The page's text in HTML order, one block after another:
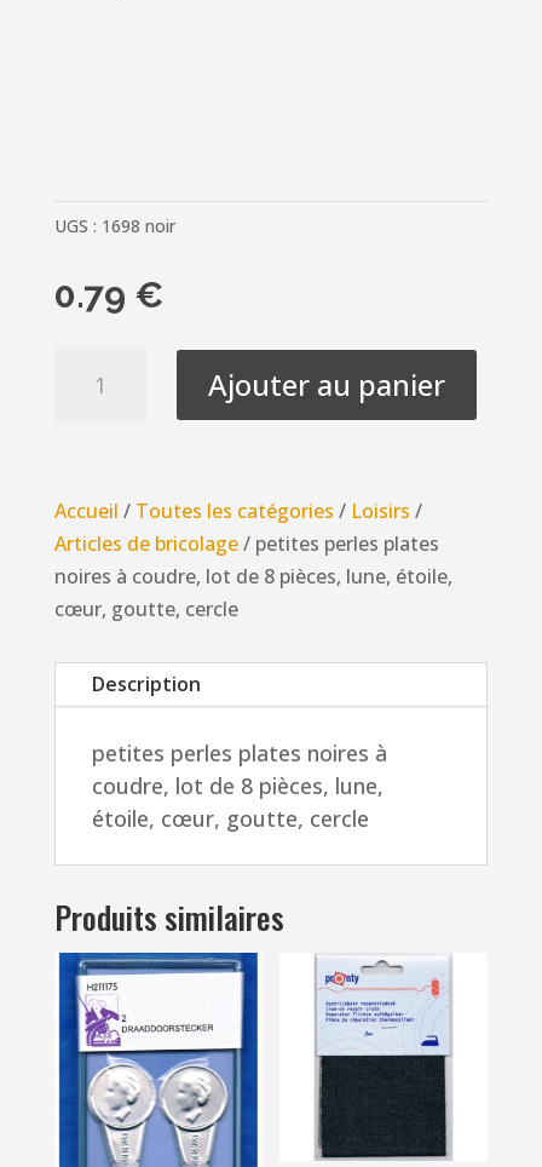
UGS : 1698 noir
0.79 €
noires
à
coudre,
lot
de
lune,
étoile,
cœur,
Ajouter au panier
Accueil / Toutes les catégories / Loisirs /
Articles de bricolage/ petites perles plates
noires à coudre, lot de 8 pièces, lune, étoile,
cœur, goutte, cercle
Description
petites perles plates noires à
coudre, lot de 8 pièces, lune,
étoile, cœur, goutte, cercle
Produits similaires